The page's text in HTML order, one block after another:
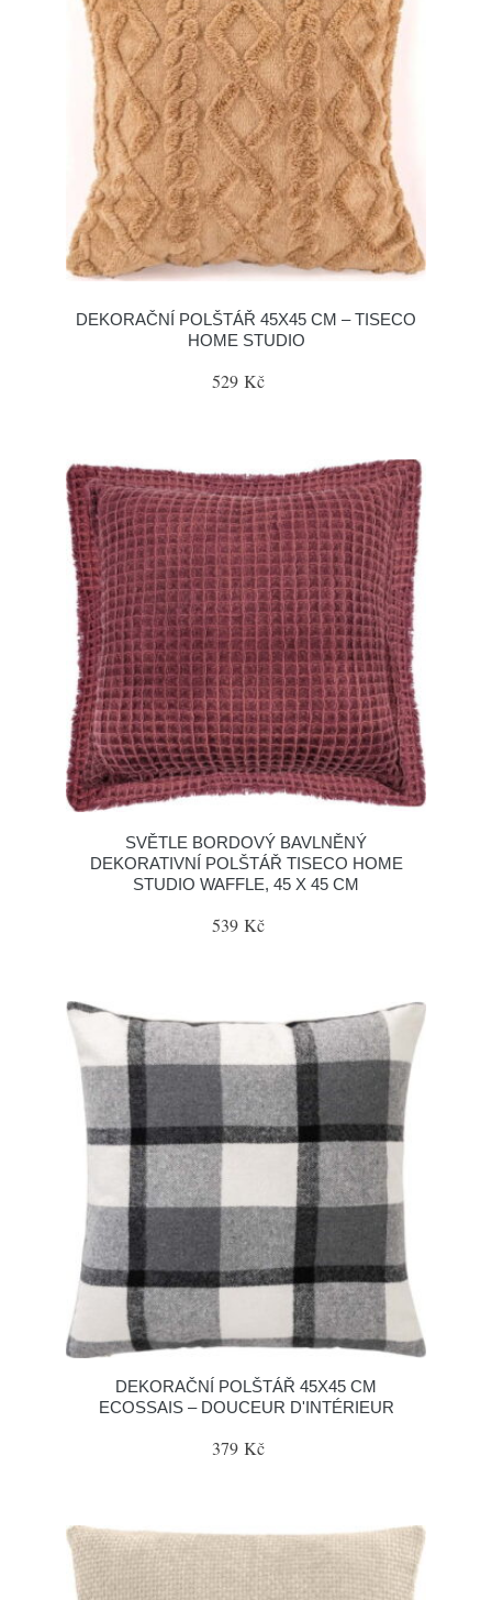
DEKORAČNÍ POLŠTÁŘ 45X45 CM – TISECO
HOME STUDIO
529 Kč
SVĚTLE BORDOVÝ BAVLNĚNÝ
DEKORATIVNÍ POLŠTÁŘ TISECO HOME
STUDIO WAFFLE, 45 X 45 CM
539 Kč
DEKORAČNÍ POLŠTÁŘ 45X45 CM
ECOSSAIS – DOUCEUR D'INTÉRIEUR
379 Kč